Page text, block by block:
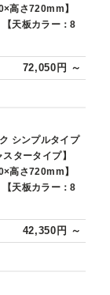
高さ720mm】
【天板カラー：8
72,050円 ～
シンプルタイプ
タータイプ】
高さ720mm】
【天板カラー：8
42,350円 ～